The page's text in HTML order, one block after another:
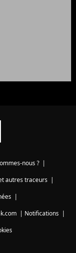
nous ? |
autres traceurs|
|
| Notifications |